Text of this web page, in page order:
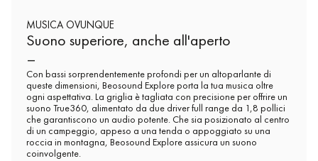
MUSICA OVUNQUE
Suono superiore, anche all'aperto
–
Con bassi sorprendentemente profondi per un altoparlante di
queste dimensioni, Beosound Explore porta la tua musica oltre
ogni aspettativa. La griglia è tagliata con precisione per offrire un
suono True360, alimentato da due driver full range da 1,8 pollici
che garantiscono un audio potente. Che sia posizionato al centro
di un campeggio, appeso a una tenda o appoggiato su una
roccia in montagna, Beosound Explore assicura un suono
coinvolgente.